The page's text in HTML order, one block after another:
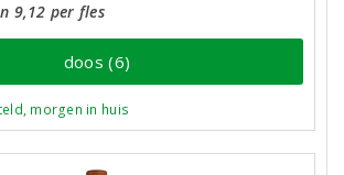
9,12 per fles
doos (6)
morgen in huis